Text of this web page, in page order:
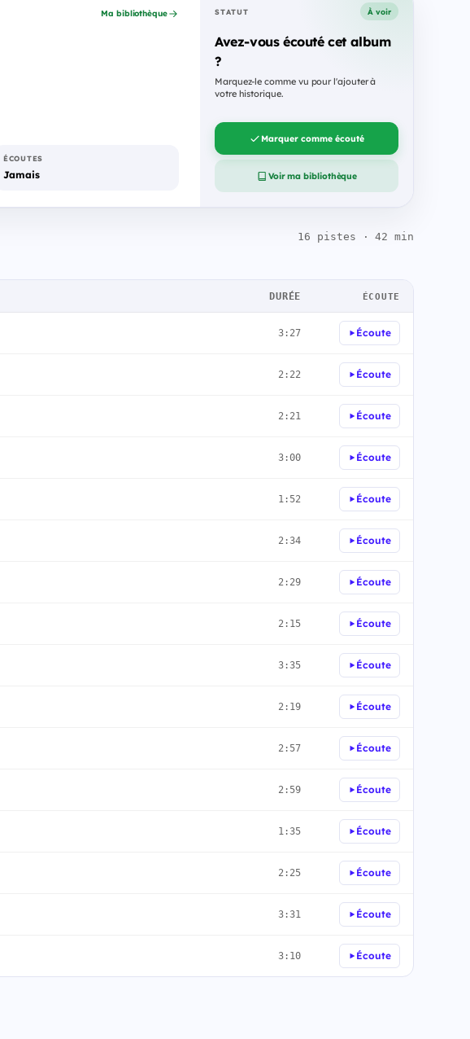
Ma bibliothèque
ÉCOUTES
Jamais
STATUT À voir
Avez-vous écouté cet album
?
Marquez-le comme vu pour l'ajouter à
votre historique.
Marquer comme écouté
Voir ma bibliothèque
16 pistes · 42 min
DURÉE ÉCOUTE
3:27 Écoute
2:22 Écoute
2:21 Écoute
3:00 Écoute
1:52 Écoute
2:34 Écoute
2:29 Écoute
2:15 Écoute
3:35 Écoute
2:19 Écoute
2:57 Écoute
2:59 Écoute
1:35 Écoute
2:25 Écoute
3:31 Écoute
3:10 Écoute